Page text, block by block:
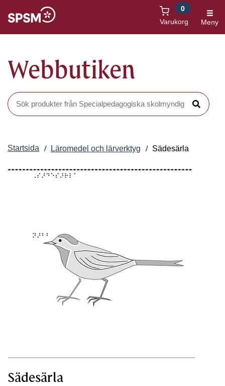
Varukorg
0
Meny
Webbutiken
Sök produkter i Webbutiken
Sök
Startsida Läromedel och lärverktyg Sädesärla
Sädesärla